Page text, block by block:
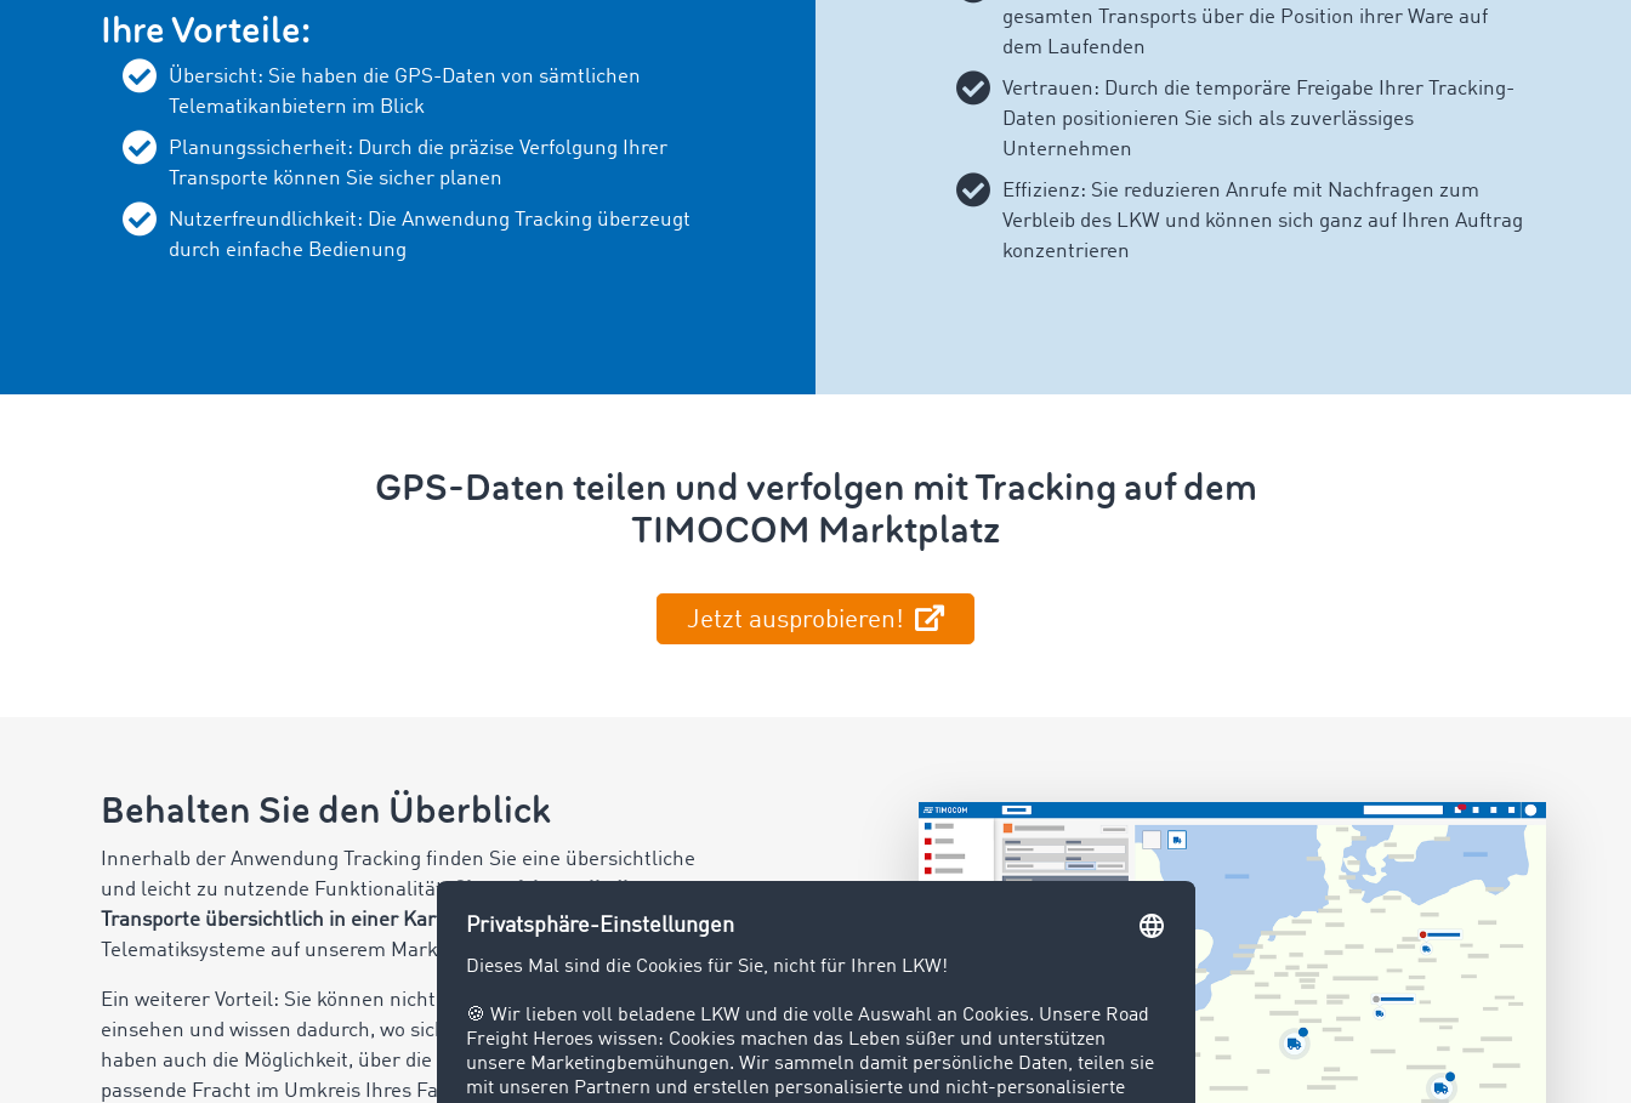
Ihre Vorteile:
Übersicht: Sie haben die GPS-Daten von sämtlichen
Telematikanbietern im Blick
Planungssicherheit: Durch die präzise Verfolgung Ihrer
Transporte können Sie sicher planen
Nutzerfreundlichkeit: Die Anwendung Tracking überzeugt
durch einfache Bedienung
gesamten Transports über die Position ihrer Ware auf
dem Laufenden
Vertrauen: Durch die temporäre Freigabe Ihrer Tracking-
Daten positionieren Sie sich als zuverlässiges
Unternehmen
Effizienz: Sie reduzieren Anrufe mit Nachfragen zum
Verbleib des LKW und können sich ganz auf Ihren Auftrag
konzentrieren
GPS-Daten teilen und verfolgen mit Tracking auf dem
TIMOCOM Marktplatz
Jetzt ausprobieren!
Behalten Sie den Überblick
Innerhalb der Anwendung Tracking finden Sie eine übersichtliche
und leicht zu nutzende Funktionalität.
Transporte übersichtlich in einer Karte,
da alle gängigen
Telematiksysteme auf unserem Marktplatz vereint sind.
Ein weiterer Vorteil: Sie können nicht nur die GPS-Daten
einsehen und wissen dadurch, wo sich Ihre LKW befinden. Sie
haben auch die Möglichkeit, über die Frachtenbörse direkt
passende Fracht im Umkreis Ihres Fahrzeugs zu finden. Damit ist